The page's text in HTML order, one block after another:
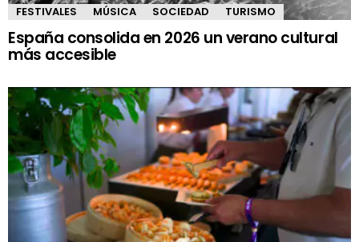
FESTIVALES MÚSICA SOCIEDAD TURISMO
España consolida en 2026 un verano cultural
más accesible